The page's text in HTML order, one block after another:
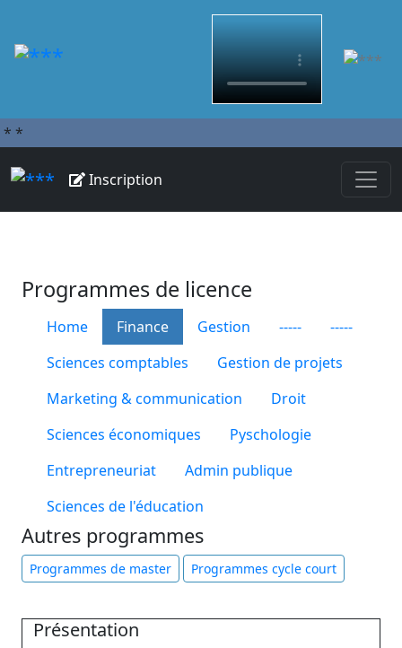
* *
Inscription
Programmes de licence
Home Finance Gestion -----
-----
Sciences comptables
Gestion de projets
Marketing & communication
Droit
Sciences économiques
Pyschologie
Entrepreneuriat
Admin publique
Sciences de l'éducation
Autres programmes
Programmes de master Programmes cycle court
Présentation